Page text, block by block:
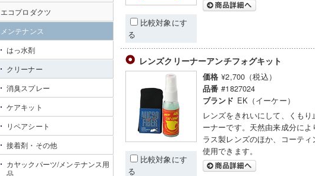
比較対象にす
る
レンズクリーナーアンチフォグキット
比較対象にす
る
価格 ¥2,700（税込）
品番 #1827024
ブランド EK（イーケー）
レンズをきれいにして、くも
ーナーです。天然由来成分に
ラス製レンズのほか、コーテ
使用できます。
エコプロダクツ
メンテナンス
はっ水剤
クリーナー
消臭スプレー
ケアキット
リペアシート
接着剤・その他
カヤックパーツ/メンテナンス用
品